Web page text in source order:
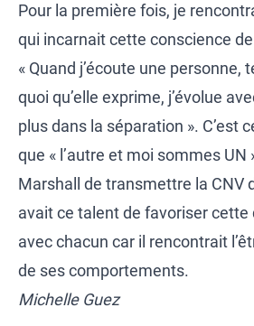
Pour la première fois, je
qui incarnait cette conscience de
« Quand j’écoute une personne,
quoi qu’elle exprime, j’évolue
plus dans la séparation ». C’est
que « l’autre et moi sommes
Marshall de transmettre la CNV
avait ce talent de favoriser cette
avec chacun car il rencontrait
de ses comportements.
Michelle Guez